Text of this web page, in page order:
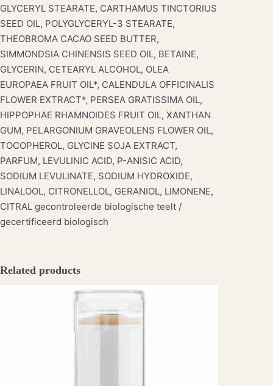
GLYCERYL STEARATE, CARTHAMUS TINCTORIUS
SEED OIL, POLYGLYCERYL-3 STEARATE,
THEOBROMA CACAO SEED BUTTER,
SIMMONDSIA CHINENSIS SEED OIL, BETAINE,
GLYCERIN, CETEARYL ALCOHOL, OLEA
EUROPAEA FRUIT OIL*, CALENDULA OFFICINALIS
FLOWER EXTRACT*, PERSEA GRATISSIMA OIL,
HIPPOPHAE RHAMNOIDES FRUIT OIL, XANTHAN
GUM, PELARGONIUM GRAVEOLENS FLOWER OIL,
TOCOPHEROL, GLYCINE SOJA EXTRACT,
PARFUM, LEVULINIC ACID, P-ANISIC ACID,
SODIUM LEVULINATE, SODIUM HYDROXIDE,
LINALOOL, CITRONELLOL, GERANIOL, LIMONENE,
CITRAL gecontroleerde biologische teelt /
gecertificeerd biologisch
Related products